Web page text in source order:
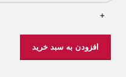
افزودن به سبد خرید